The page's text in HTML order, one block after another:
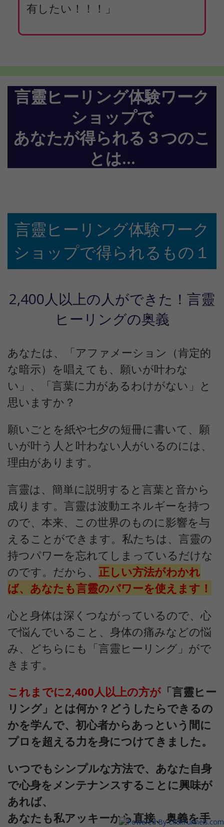
有したい！！！」
言靈ヒーリング体験ワーク
ショップで
あなたが得られる３つのこ
とは…
言靈ヒーリング体験ワーク
ショップで得られるもの１
2,400人以上の人ができた！言靈
ヒーリングの奥義
あなたは、「アファメーション（肯定的
な暗示）を唱えても、願いが叶わな
い」、「言葉に力があるわけがない」と
思いますか？
願いごとを紙や七夕の短冊に書いて、願
いが叶う人と叶わない人がいるのには、
理由があります。
言靈は、簡単に説明すると言葉と音から
成ります。言靈は波動エネルギーを持つ
ので、本来、この世界のものに影響を与
えることができます。私たちは、言靈の
持つパワーを忘れてしまっているだけな
のです。だから、 正しい方法がわかれ
ば、あなたも言靈のパワーを使えます！
心と身体は深くつながっているので、心
で悩んでいること、身体の痛みなどの悩
み、どちらにも「言靈ヒーリング」がで
きます。
これまでに2,400人以上の方が 「言靈ヒー
リング」とは何か？どうしたらできるの
かを学んで、初心者からあっという間に
プロを超える力を身につけてきました。
いつでもシンプルな方法で、あなた自身
で心身をメンテナンスすることに興味が
あれば、
あなたも私アッキーから直接、奥義を手